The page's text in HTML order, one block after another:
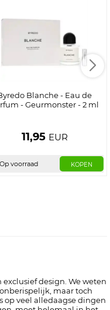
Blanche - Eau de
- Geurmonster - 2 ml
11,95 EUR
Op voorraad KOPEN
design. We weten
maar toch
op veel alledaagse dingen